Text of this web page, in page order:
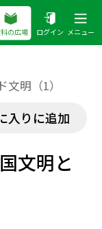
の広場 ログイン メニュー
明（1）
入りに追加
文明と